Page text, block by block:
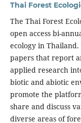
Thai Forest
The Thai Forest
open access bi-
ecology in
papers that report
applied research
biotic and abiotic
promote the
share and discuss
diverse areas of